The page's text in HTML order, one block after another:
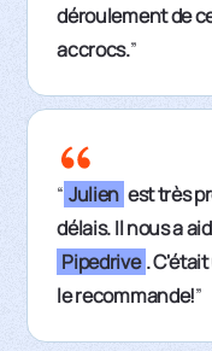
déroulement de
accrocs.”
“ Julien est très
délais. Il nous a
Pipedrive .
le recommande!”